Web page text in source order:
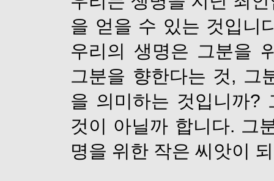
을 얻을 수 있는 것입니
우리의 생명은 그분을
그분을 향한다는 것, 그
을 의미하는 것입니까?
것이 아닐까 합니다. 그
명을 위한 작은 씨앗이